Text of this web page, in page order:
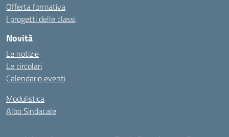
Offerta formativa
I progetti delle classi
Novità
Le notizie
Le circolari
Calendario eventi
Modulistica
Albo Sindacale